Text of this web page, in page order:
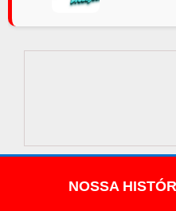
NOSSA